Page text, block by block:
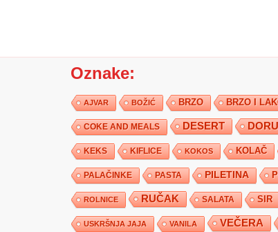
Oznake:
AJVAR BOŽIĆ BRZO BRZO I
COKE AND MEALS DESERT
KEKS KIFLICE KOKOS KOLAČ
PALAČINKE PASTA PILETINA
ROLNICE RUČAK SALATA SIR
USKRŠNJA JAJA VANILA VEČERA